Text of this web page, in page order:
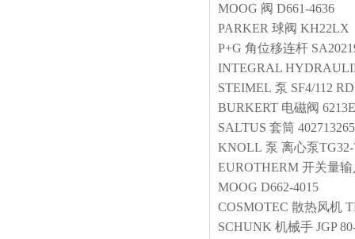
MOOG 阀 D661-4636
PARKER 球阀 KH22LX
P+G 角位移连杆
INTEGRAL
STEIMEL 泵 SF4/112
BURKERT 电磁阀
SALTUS 套筒
KNOLL 泵 离心泵TG32-
EUROTHERM 开关量
MOOG D662-4015
COSMOTEC 散热风机
SCHUNK 机械手 JGP